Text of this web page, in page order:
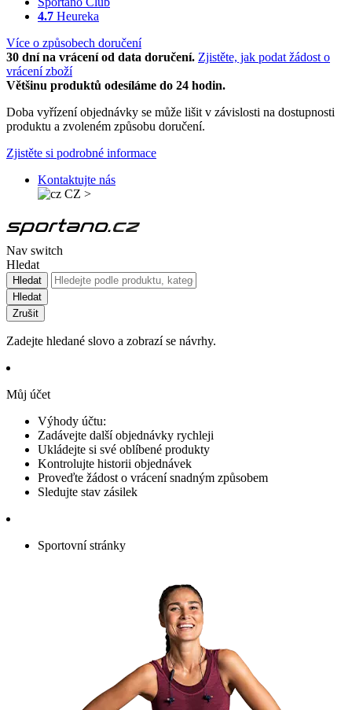
4.7 Heureka
Více o způsobech doručení
30 dní na vrácení od data doručení. Zjistěte, jak podat žádost o
vrácení zboží
Většinu produktů odesíláme do 24 hodin.
Doba vyřízení objednávky se může lišit v závislosti na dostupnosti
produktu a zvoleném způsobu doručení.
Zjistěte si podrobné informace
Kontaktujte nás
CZ >
Nav switch
Hledat
Hledat
Hledat
Zrušit
Zadejte hledané slovo a zobrazí se návrhy.
Můj účet
Výhody účtu:
Zadávejte další objednávky rychleji
Ukládejte si své oblíbené produkty
Kontrolujte historii objednávek
Proveďte žádost o vrácení snadným způsobem
Sledujte stav zásilek
Sportovní stránky